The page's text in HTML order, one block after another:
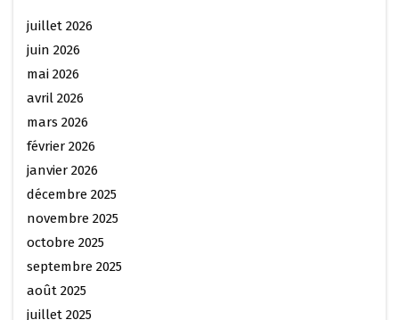
juillet 2026
juin 2026
mai 2026
avril 2026
mars 2026
février 2026
janvier 2026
décembre 2025
novembre 2025
octobre 2025
septembre 2025
août 2025
juillet 2025